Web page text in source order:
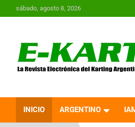
al
sábado, agosto 8, 2026
Revista
INICIO ARGENTINO